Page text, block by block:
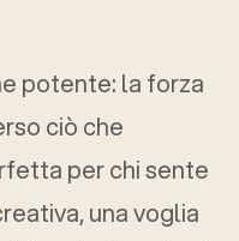
potente: la forza
ciò che
per chi sente
una voglia